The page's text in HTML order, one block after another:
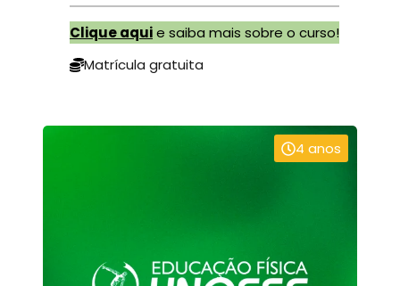
Clique aquie saiba mais sobre o curso!
Matrícula gratuita
4 anos